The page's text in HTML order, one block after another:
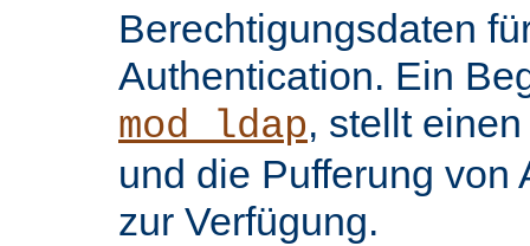
Berechtigungsdaten
Authentication. Ein
mod_ldap, stellt
und die Pufferung von
zur Verfügung.